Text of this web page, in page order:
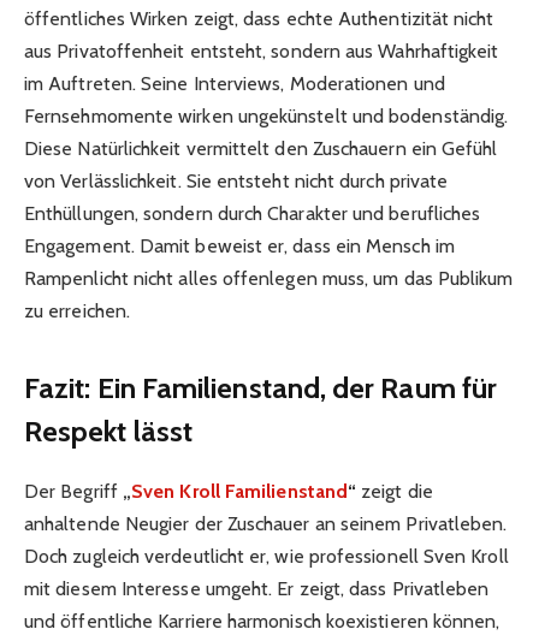
öffentliches Wirken zeigt, dass echte Authentizität nicht
aus Privatoffenheit entsteht, sondern aus Wahrhaftigkeit
im Auftreten. Seine Interviews, Moderationen und
Fernsehmomente wirken ungekünstelt und bodenständig.
Diese Natürlichkeit vermittelt den Zuschauern ein Gefühl
von Verlässlichkeit. Sie entsteht nicht durch private
Enthüllungen, sondern durch Charakter und berufliches
Engagement. Damit beweist er, dass ein Mensch im
Rampenlicht nicht alles offenlegen muss, um das Publikum
zu erreichen.
Fazit: Ein Familienstand, der Raum für
Respekt lässt
Der Begriff „Sven Kroll Familienstand“ zeigt die
anhaltende Neugier der Zuschauer an seinem Privatleben.
Doch zugleich verdeutlicht er, wie professionell Sven Kroll
mit diesem Interesse umgeht. Er zeigt, dass Privatleben
und öffentliche Karriere harmonisch koexistieren können,